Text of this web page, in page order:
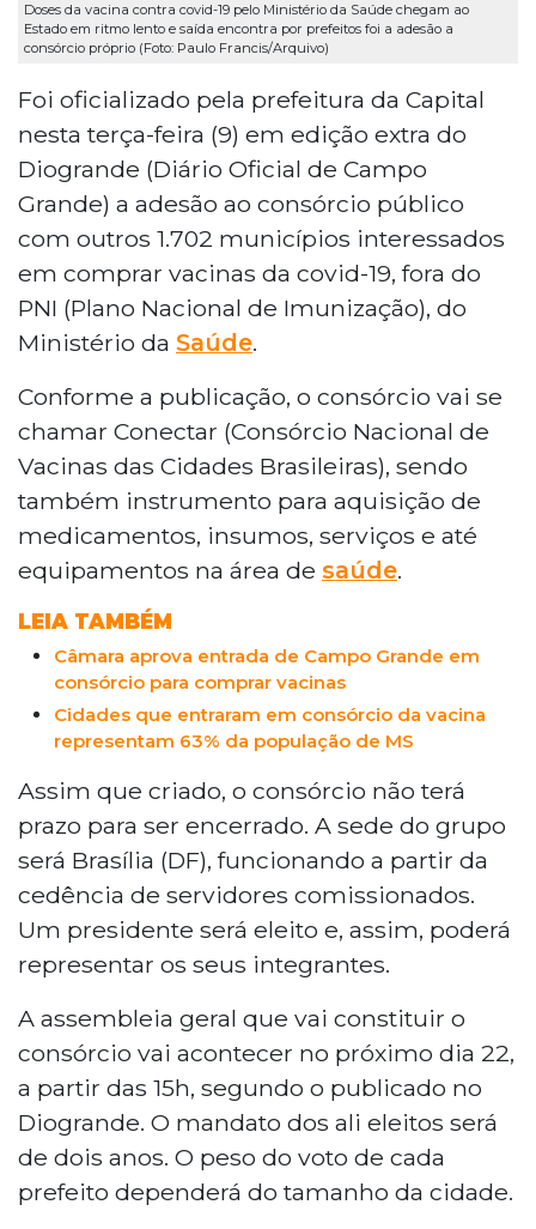
Doses da vacina contra covid-19 pelo Ministério da Saúde chegam ao
Estado em ritmo lento e saída encontra por prefeitos foi a adesão a
consórcio próprio (Foto: Paulo Francis/Arquivo)
Foi oficializado pela prefeitura da Capital
nesta terça-feira (9) em edição extra do
Diogrande (Diário Oficial de Campo
Grande) a adesão ao consórcio público
com outros 1.702 municípios interessados
em comprar vacinas da covid-19, fora do
PNI (Plano Nacional de Imunização), do
Ministério da Saúde.
Conforme a publicação, o consórcio vai se
chamar Conectar (Consórcio Nacional de
Vacinas das Cidades Brasileiras), sendo
também instrumento para aquisição de
medicamentos, insumos, serviços e até
equipamentos na área de saúde.
LEIA TAMBÉM
Câmara aprova entrada de Campo Grande em
consórcio para comprar vacinas
Cidades que entraram em consórcio da vacina
representam 63% da população de MS
Assim que criado, o consórcio não terá
prazo para ser encerrado. A sede do grupo
será Brasília (DF), funcionando a partir da
cedência de servidores comissionados.
Um presidente será eleito e, assim, poderá
representar os seus integrantes.
A assembleia geral que vai constituir o
consórcio vai acontecer no próximo dia 22,
a partir das 15h, segundo o publicado no
Diogrande. O mandato dos ali eleitos será
de dois anos. O peso do voto de cada
prefeito dependerá do tamanho da cidade.